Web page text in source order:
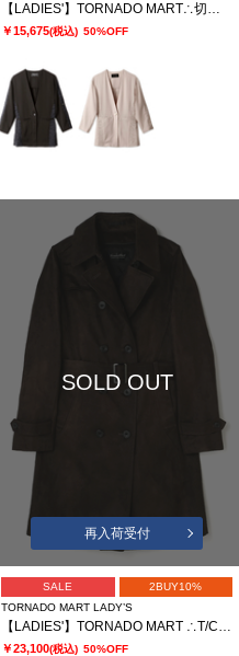
【LADIES'】TORNADO MART∴切替ノーカラージャケット
￥15,675(税込) 50%OFF
SOLD OUT
再入荷受付
SALE
2BUY10%
TORNADO MART LADY’S
￥23,100(税込) 50%OFF